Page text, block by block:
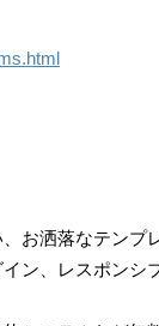
お洒落なテンプ
ン、レスポンシ